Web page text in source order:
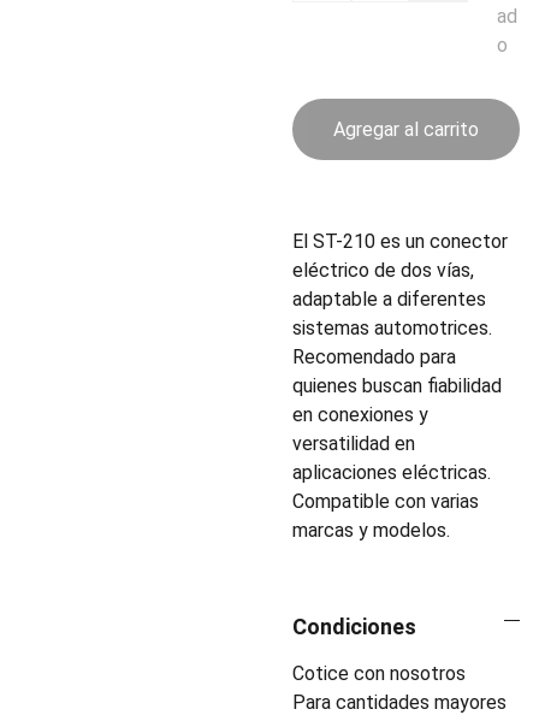
ad
o
Agregar al carrito
El ST-210 es un conector
eléctrico de dos vías,
adaptable a diferentes
sistemas automotrices.
Recomendado para
quienes buscan fiabilidad
en conexiones y
versatilidad en
aplicaciones eléctricas.
Compatible con varias
marcas y modelos.
Condiciones
Cotice con nosotros
Para cantidades mayores